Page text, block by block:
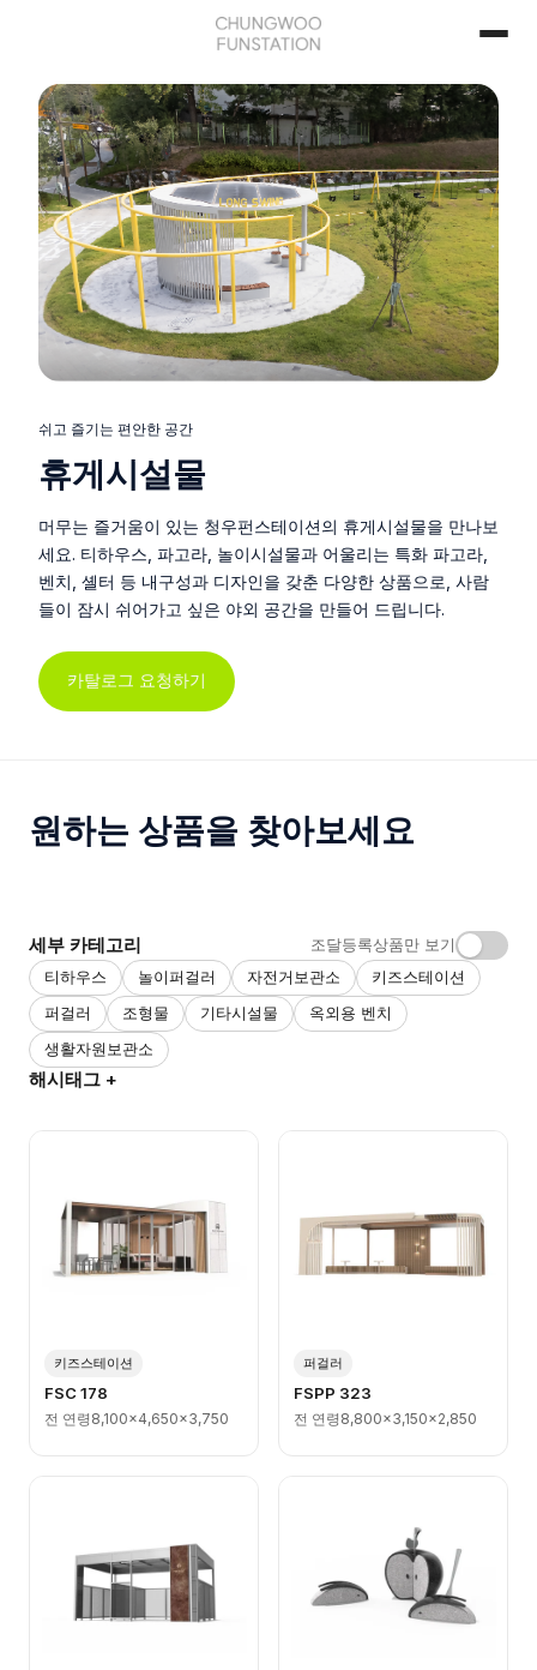
쉬고 즐기는 편안한 공간
휴게시설물
머무는 즐거움이 있는 청우펀스테이션의 휴게시설물을 만나보
세요. 티하우스, 파고라, 놀이시설물과 어울리는 특화 파고라,
벤치, 셸터 등 내구성과 디자인을 갖춘 다양한 상품으로, 사람
들이 잠시 쉬어가고 싶은 야외 공간을 만들어 드립니다.
카탈로그 요청하기
원하는 상품을 찾아보세요
세부 카테고리 조달등록상품만 보기
티하우스 놀이퍼걸러 자전거보관소
키즈스테이션
퍼걸러
조형물 기타시설물
옥외용 벤치
생활자원보관소
해시태그 +
키즈스테이션
FSC 178
전 연령 8,100x4,650x3,750
퍼걸러
FSPP 323
전 연령 8,800x3,150x2,850